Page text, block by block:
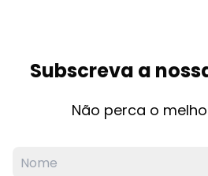
Subscreva a
Não perca o